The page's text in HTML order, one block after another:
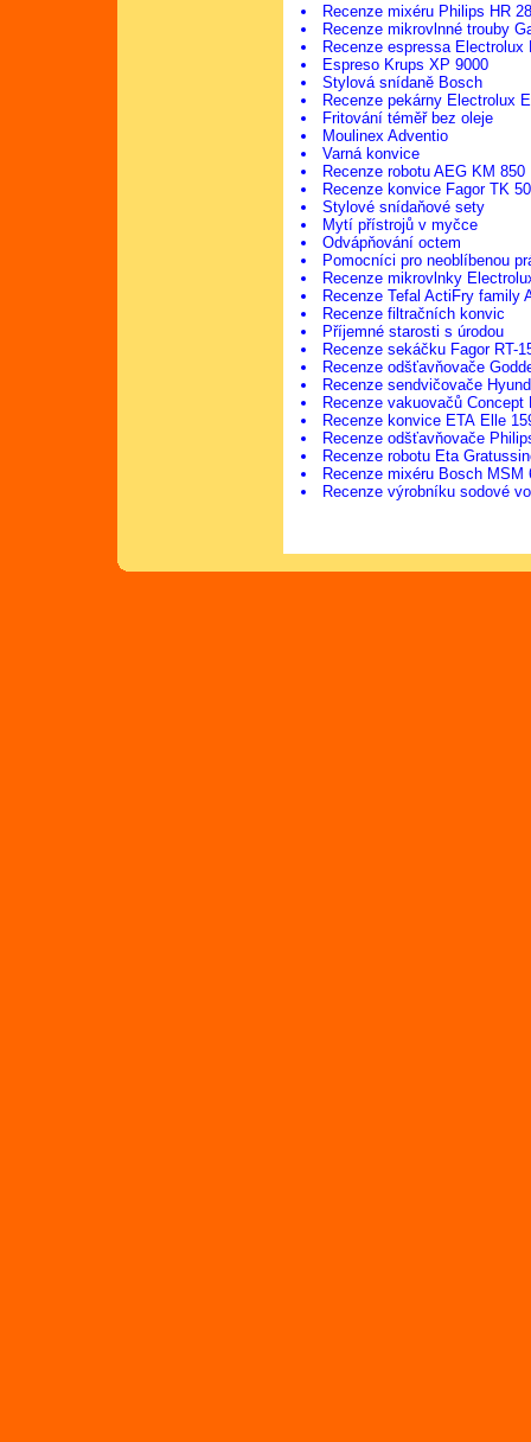
Recenze mixéru Philips HR
Recenze mikrovlnné trouby
Recenze espressa Electrolux
Espreso Krups XP 9000
Stylová snídaně Bosch
Recenze pekárny Electrolux
Fritování téměř bez oleje
Moulinex Adventio
Varná konvice
Recenze robotu AEG KM 850
Recenze konvice Fagor TK
Stylové snídaňové sety
Mytí přístrojů v myčce
Odvápňování octem
Pomocníci pro neoblíbenou
Recenze mikrovlnky
Recenze Tefal ActiFry family
Recenze filtračních konvic
Příjemné starosti s úrodou
Recenze sekáčku Fagor RT-
Recenze odšťavňovače
Recenze sendvičovače
Recenze vakuovačů Concept
Recenze konvice ETA Elle
Recenze odšťavňovače
Recenze robotu Eta
Recenze mixéru Bosch MSM
Recenze výrobníku sodové